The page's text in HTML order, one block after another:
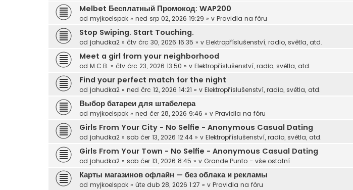
Melbet Бесплатный Промокод: WAP200
od myjkoelspok » ned srp 02, 2026 19:29 » v Pravidla na fóru
Stop Swiping. Start Touching.
od jahudka2 » čtv črc 30, 2026 16:35 » v Elektropříslušenství, radio, světla, atd.
Meet a girl from your neighborhood
od M.C.B. » čtv črc 23, 2026 13:50 » v Elektropříslušenství, radio, světla, atd.
Find your perfect match for the night
od jahudka2 » ned črc 12, 2026 14:21 » v Elektropříslušenství, radio, světla, atd.
Выбор батареи для штабелера
od myjkoelspok » ned čer 28, 2026 9:46 » v Pravidla na fóru
Girls From Your City - No Selfie - Anonymous Casual Dating
od jahudka2 » sob čer 13, 2026 12:44 » v Elektropříslušenství, radio, světla, atd.
Girls From Your Town - No Selfie - Anonymous Casual Dating
od jahudka2 » sob čer 13, 2026 8:45 » v Grande Punto - vše ostatní
Карты магазинов офлайн — без облака и рекламы
od myjkoelspok » úte dub 28, 2026 1:27 » v Pravidla na fóru